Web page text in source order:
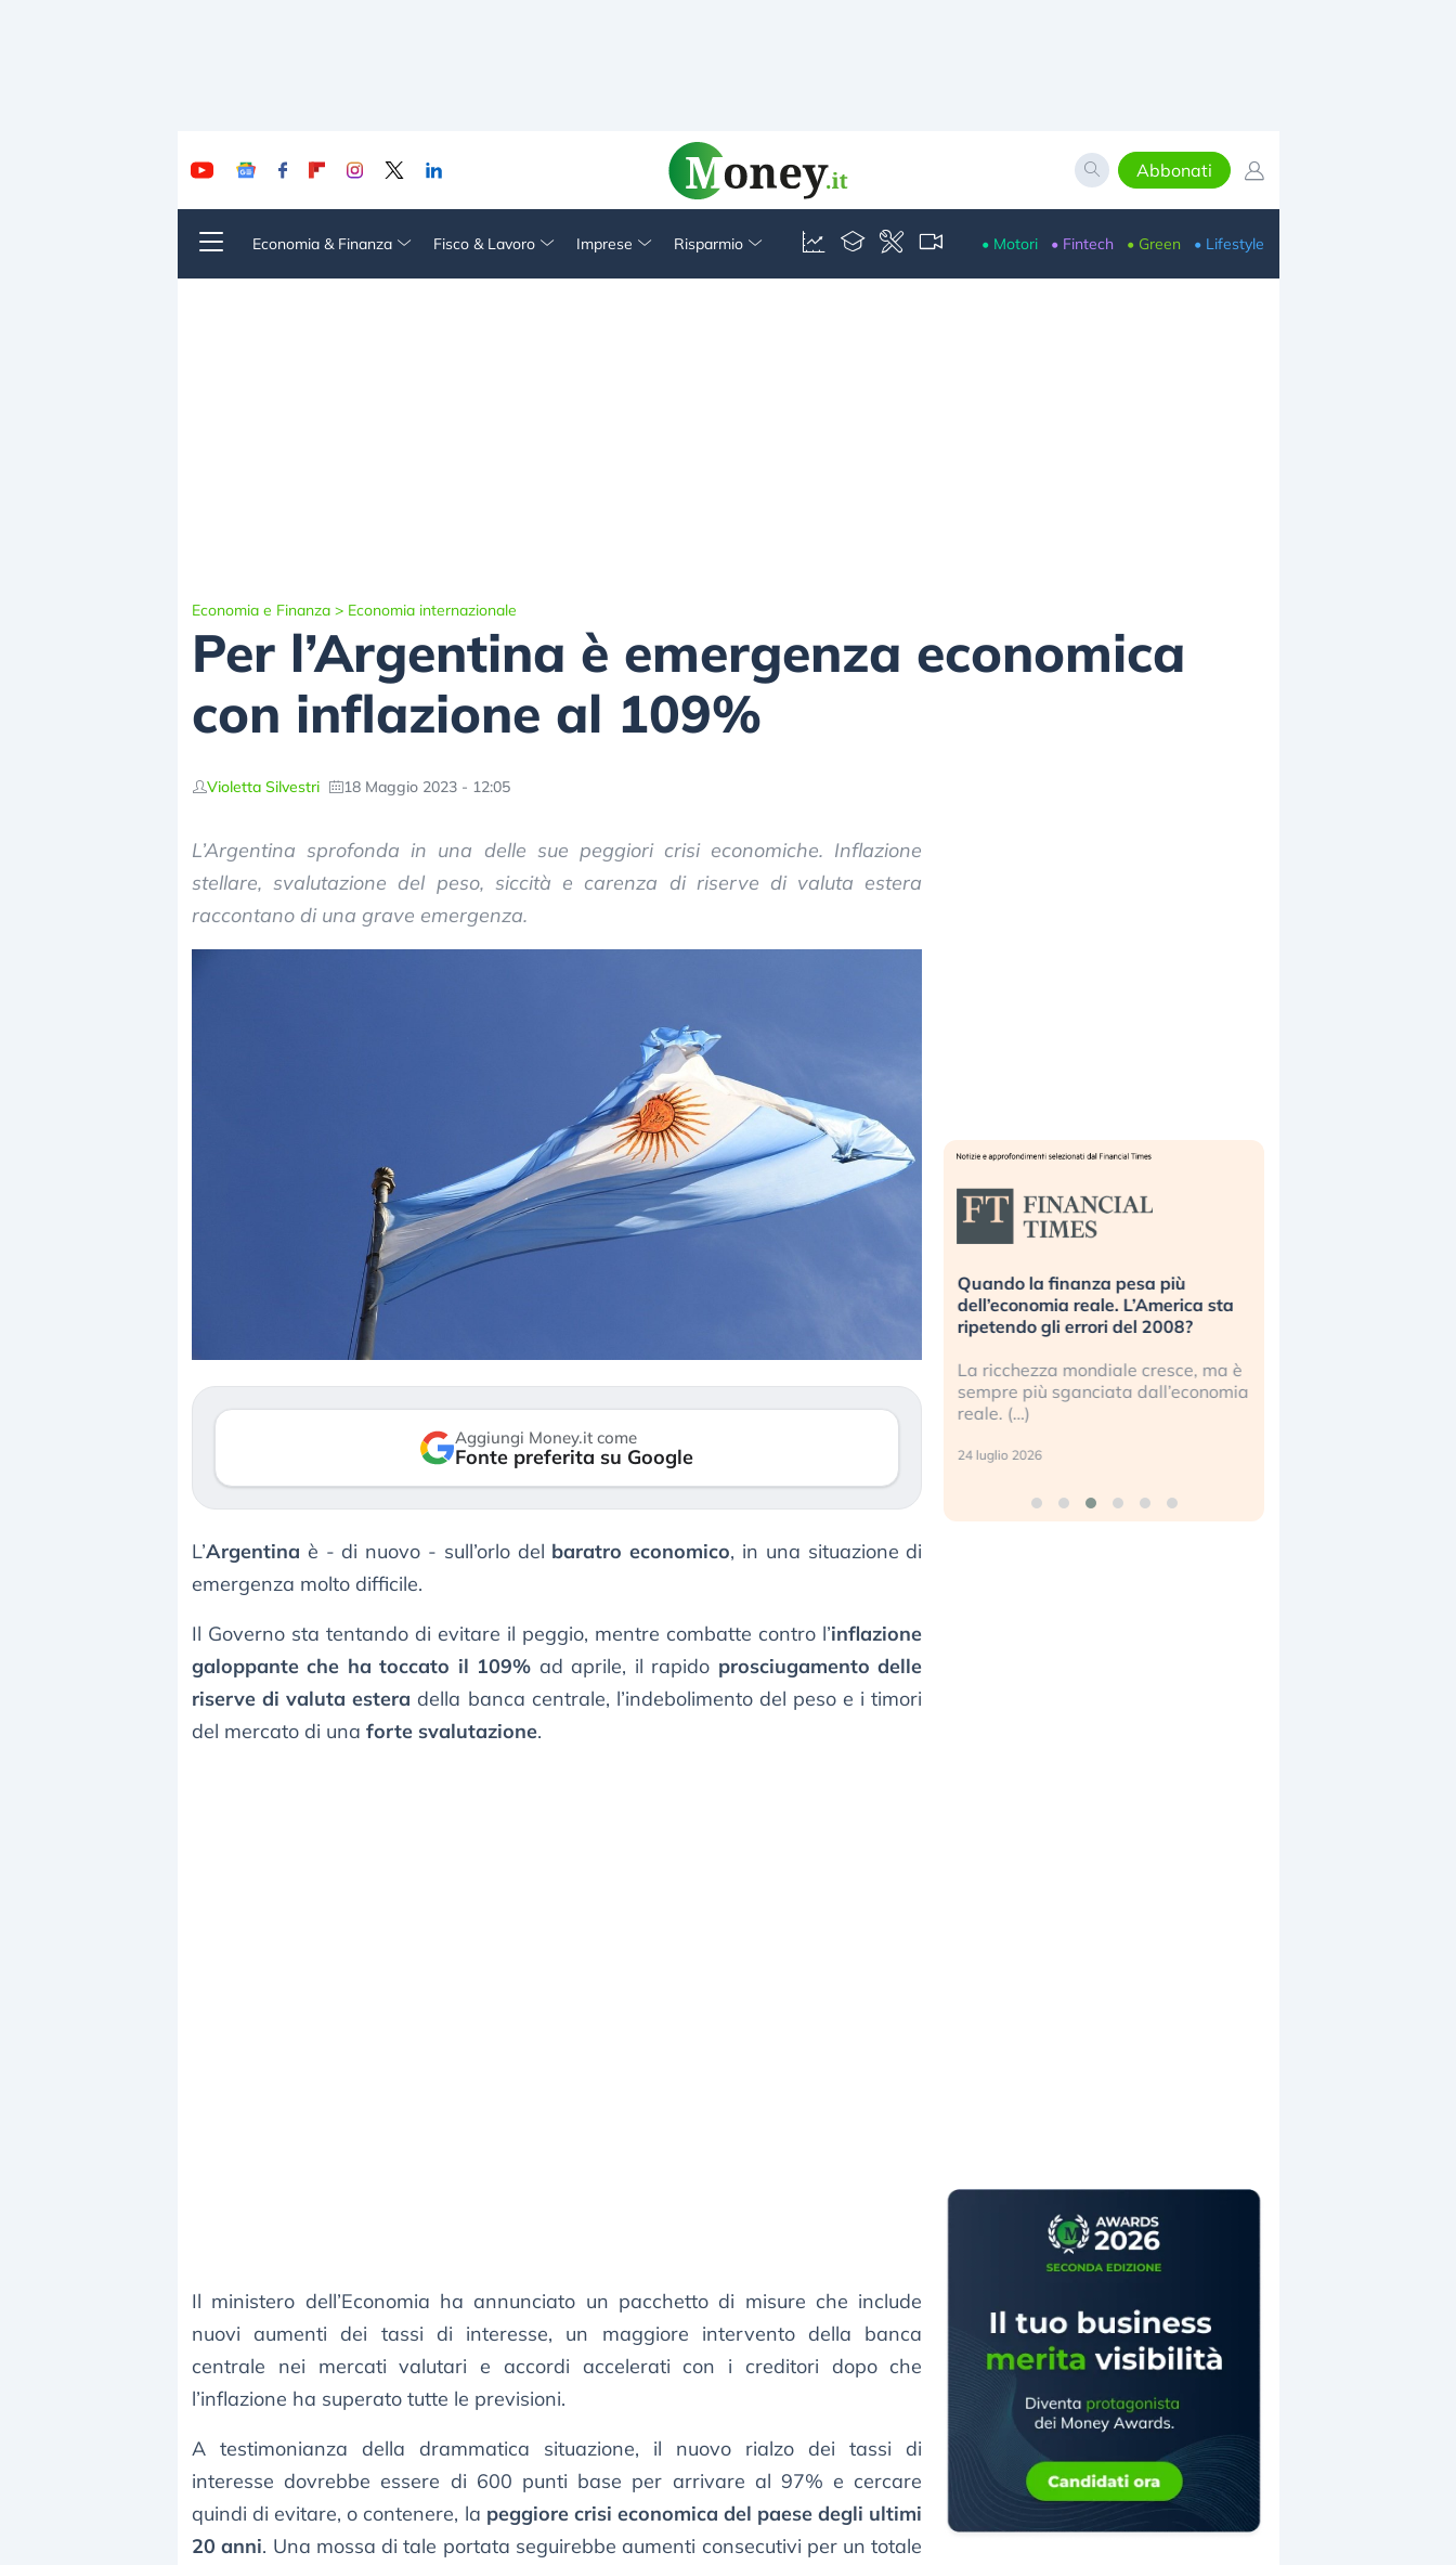
Abbonati
Economia & Finanza Fisco & Lavoro Imprese Risparmio • Motori • Fintech • Green • Lifestyle
Economia e Finanza > Economia internazionale
Per l’Argentina è emergenza economica
con inflazione al 109%
Violetta Silvestri 18 Maggio 2023 - 12:05
L’Argentina sprofonda in una delle sue peggiori crisi economiche. Inflazione
stellare, svalutazione del peso, siccità e carenza di riserve di valuta estera
raccontano di una grave emergenza.
Aggiungi Money.it come
Fonte preferita su Google
L’Argentina è - di nuovo - sull’orlo del baratro economico, in una situazione di
emergenza molto difficile.
Il Governo sta tentando di evitare il peggio, mentre combatte contro l’inflazione
galoppante che ha toccato il 109% ad aprile, il rapido prosciugamento delle
riserve di valuta estera della banca centrale, l’indebolimento del peso e i timori
del mercato di una forte svalutazione.
Il ministero dell’Economia ha annunciato un pacchetto di misure che include
nuovi aumenti dei tassi di interesse, un maggiore intervento della banca
centrale nei mercati valutari e accordi accelerati con i creditori dopo che
l’inflazione ha superato tutte le previsioni.
A testimonianza della drammatica situazione, il nuovo rialzo dei tassi di
interesse dovrebbe essere di 600 punti base per arrivare al 97% e cercare
quindi di evitare, o contenere, la peggiore crisi economica del paese degli ultimi
20 anni. Una mossa di tale portata seguirebbe aumenti consecutivi per un totale
Dalle valutazioni estreme alla
correzione. Cosa sta guidando il
repricing degli asset?
mostrando segni di stanchezza
verso le (…)
Kospi, mentre gli investitori retail (…)
30 luglio 2026
Quando la finanza pesa più
dell’economia reale. L’America sta
ripetendo gli errori del 2008?
La ricchezza mondiale cresce, ma è
sempre più sganciata dall’economia
reale. (…)
24 luglio 2026